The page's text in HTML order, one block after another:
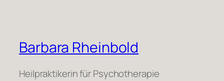
Barbara Rheinbold
Heilpraktikerin für Psychotherapie